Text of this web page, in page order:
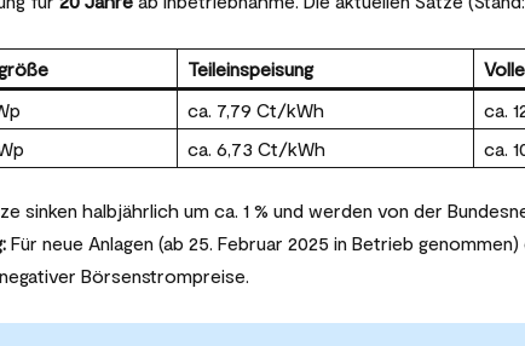
Teileinspeisung
ca. 7,79 Ct/kWh
ca.
ca. 6,73 Ct/kWh ca.
sinken halbjährlich um ca. 1 % und werden von der
Für neue Anlagen (ab 25. Februar 2025 in Betrieb
Börsenstrompreise.